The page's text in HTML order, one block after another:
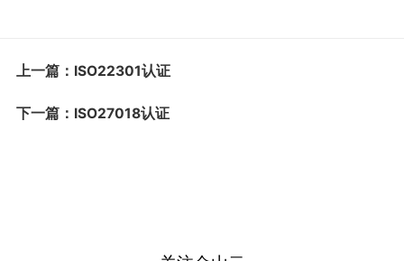
上一篇：ISO22301认证
下一篇：ISO27018认证